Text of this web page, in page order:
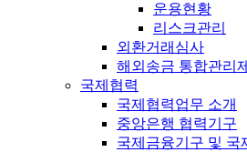
운용현황
리스크관리
외환거래심사
해외송금 통합관리
국제협력
국제협력업무 소개
중앙은행 협력기구
국제금융기구 및 국